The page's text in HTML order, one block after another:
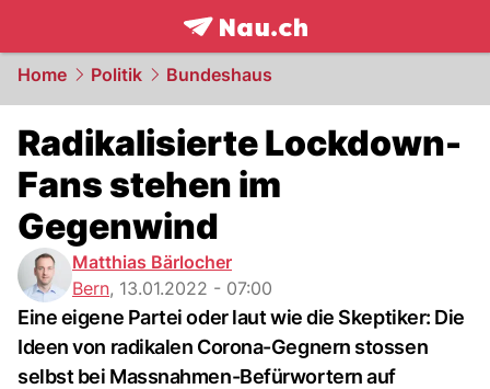
frontpage.NAU.ch
Home Politik Bundeshaus
Radikalisierte Lockdown-
Fans stehen im
Gegenwind
Matthias Bärlocher
Bern, 13.01.2022 - 07:00
Eine eigene Partei oder laut wie die Skeptiker: Die
Ideen von radikalen Corona-Gegnern stossen
selbst bei Massnahmen-Befürwortern auf